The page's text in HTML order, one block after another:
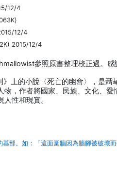
12/4
12/4
2015/12/4
參照原書整理校正過。感
上的小說〈死亡的幽會〉，是
物，作者將國家、民族、文化、
性和現實。
基部。如：「這面圍牆因為牆腳被破壞